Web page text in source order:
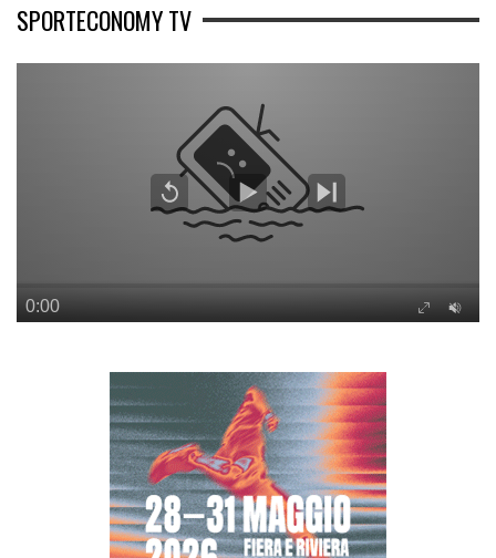
SPORTECONOMY TV